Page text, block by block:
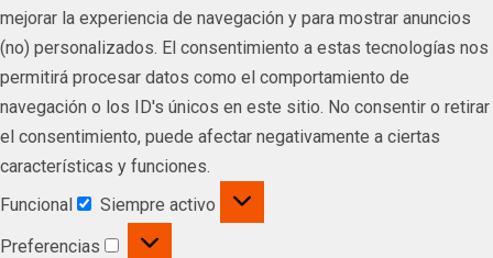
mejorar la experiencia de navegación y para mostrar anuncios
(no) personalizados. El consentimiento a estas tecnologías nos
permitirá procesar datos como el comportamiento de
navegación o los ID's únicos en este sitio. No consentir o retirar
el consentimiento, puede afectar negativamente a ciertas
características y funciones.
Funcional
Siempre activo
Preferencias